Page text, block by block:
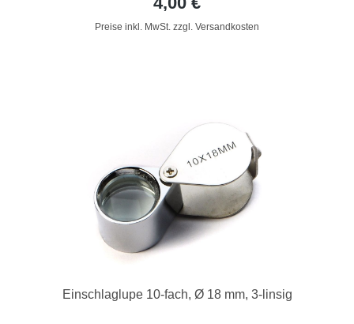
Preise inkl. MwSt. zzgl. Versandkosten
Einschlaglupe 10-fach, Ø 18 mm, 3-linsig